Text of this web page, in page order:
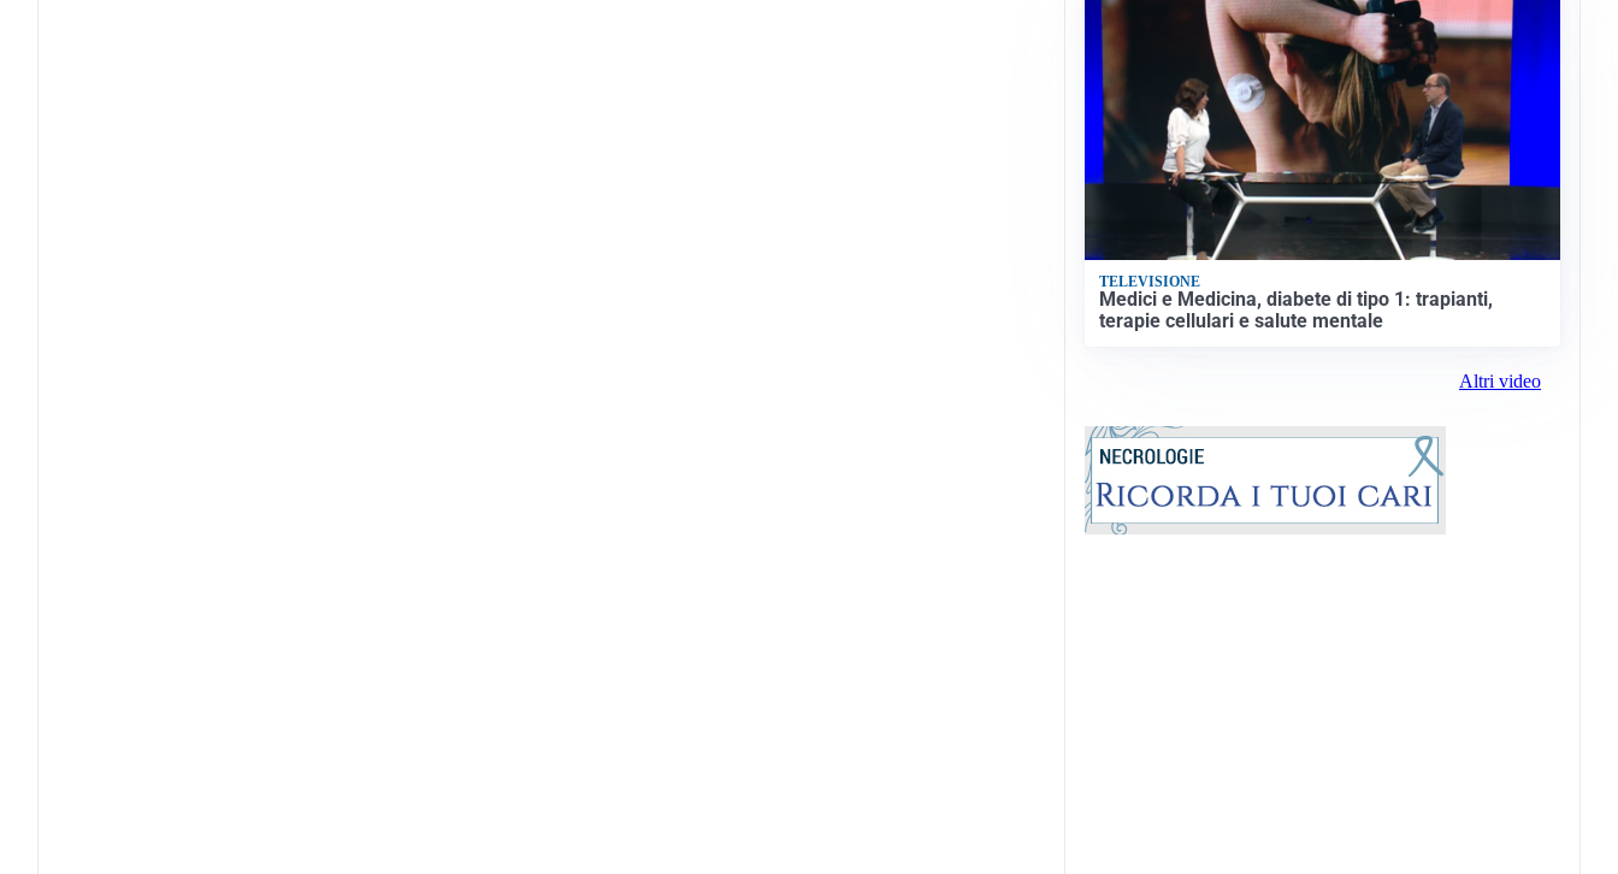
TELEVISIONE
Medici e Medicina, diabete di tipo 1: trapianti,
terapie cellulari e salute mentale
Altri video